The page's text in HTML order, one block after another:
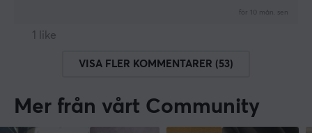
för 10 mån. sen
1 like
VISA FLER KOMMENTARER (53)
Mer från vårt Community